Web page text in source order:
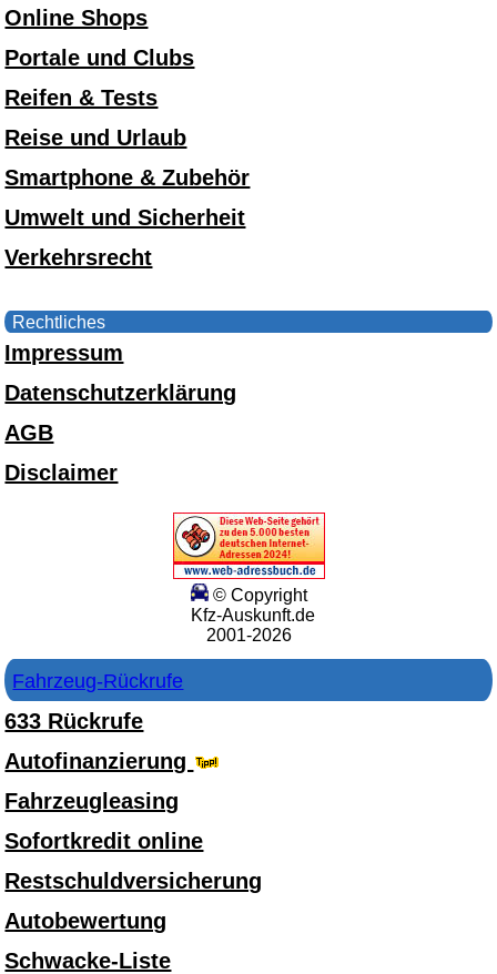
Online Shops
Portale und Clubs
Reifen & Tests
Reise und Urlaub
Smartphone & Zubehör
Umwelt und Sicherheit
Verkehrsrecht
Rechtliches
Impressum
Datenschutzerklärung
AGB
Disclaimer
© Copyright
Kfz-Auskunft.de
2001-2026
Fahrzeug-Rückrufe
633 Rückrufe
Autofinanzierung
Fahrzeugleasing
Sofortkredit online
Restschuldversicherung
Autobewertung
Schwacke-Liste